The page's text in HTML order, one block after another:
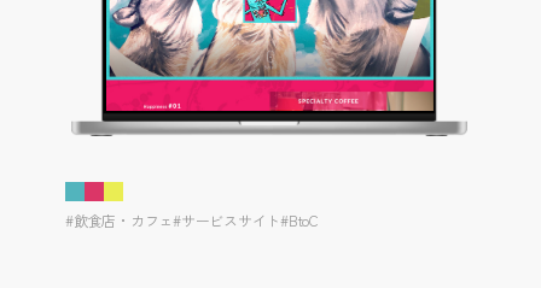
#飲食店・カフェ#サービスサイト#BtoC